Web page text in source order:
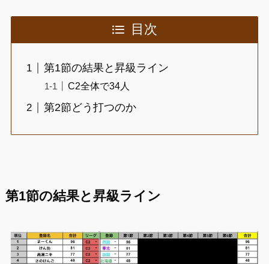
目次
第1節の結果と昇級ライン
C2全体で34人
第2節どう打つのか
第1節の結果と昇級ライン